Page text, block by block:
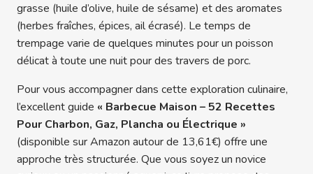
grasse (huile d’olive, huile de sésame) et des aromates
(herbes fraîches, épices, ail écrasé). Le temps de
trempage varie de quelques minutes pour un poisson
délicat à toute une nuit pour des travers de porc.
Pour vous accompagner dans cette exploration culinaire,
l’excellent guide « Barbecue Maison – 52 Recettes
Pour Charbon, Gaz, Plancha ou Électrique »
(disponible sur Amazon autour de 13,61€) offre une
approche très structurée. Que vous soyez un novice